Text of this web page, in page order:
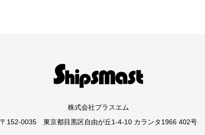
株式会社プラスエム
〒152-0035 東京都目黒区自由が丘1-4-10 カランタ1966 402号